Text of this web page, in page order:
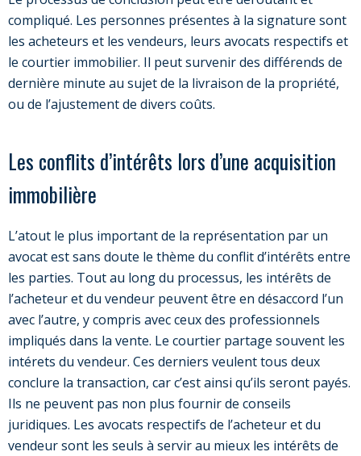
compliqué. Les personnes présentes à la signature sont
les acheteurs et les vendeurs, leurs avocats respectifs et
le courtier immobilier. Il peut survenir des différends de
dernière minute au sujet de la livraison de la propriété,
ou de l’ajustement de divers coûts.
Les conflits d’intérêts lors d’une acquisition
immobilière
L’atout le plus important de la représentation par un
avocat est sans doute le thème du conflit d’intérêts entre
les parties. Tout au long du processus, les intérêts de
l’acheteur et du vendeur peuvent être en désaccord l’un
avec l’autre, y compris avec ceux des professionnels
impliqués dans la vente. Le courtier partage souvent les
intérets du vendeur. Ces derniers veulent tous deux
conclure la transaction, car c’est ainsi qu’ils seront payés.
Ils ne peuvent pas non plus fournir de conseils
juridiques. Les avocats respectifs de l’acheteur et du
vendeur sont les seuls à servir au mieux les intérêts de